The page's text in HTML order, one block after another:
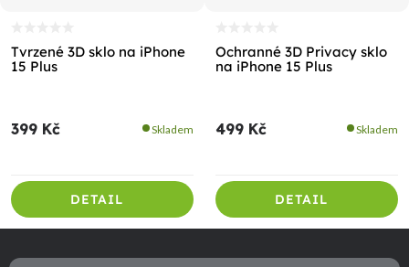
Tvrzené 3D sklo na iPhone
15 Plus
399 Kč Skladem
DETAIL
Ochranné 3D Privacy sklo
na iPhone 15 Plus
499 Kč Skladem
DETAIL